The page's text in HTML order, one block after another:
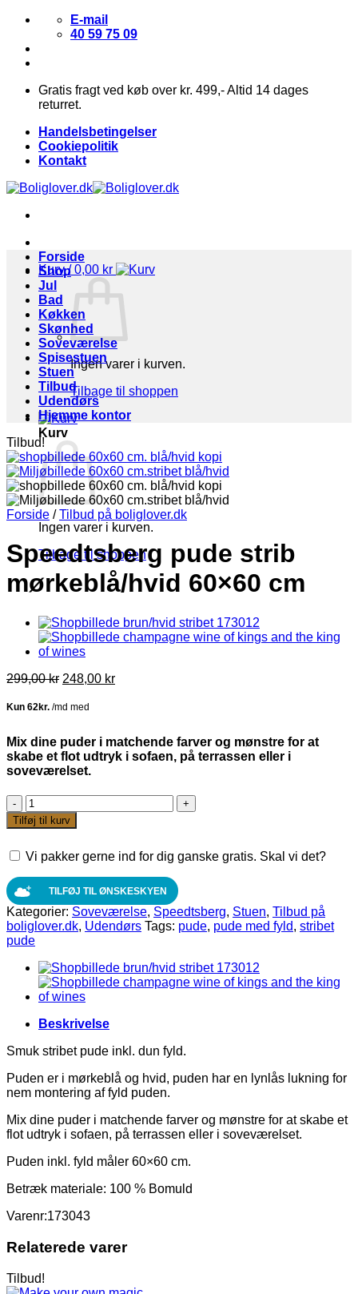
Fortsæt
indhold
E-mail
40 59 75 09
Gratis fragt ved køb over kr. 499,- Altid 14 dages
returret.
Handelsbetingelser
Cookiepolitik
Kontakt
Kurv /0,00 kr
Ingen varer i kurven.
Tilbage til shoppen
Kurv
Ingen varer i kurven.
Tilbage til shoppen
Forside
Shop
Jul
Bad
Køkken
Skønhed
Soveværelse
Spisestuen
Stuen
Tilbud
Udendørs
Hjemme kontor
Tilbud!
Forside / Tilbud på boliglover.dk
Speedtsberg pude strib
mørkeblå/hvid 60×60 cm
299,00kr Den
pris
299,00 kr.
248,00 krDen
248,00 kr.
Mix dine puder i matchende farver og mønstre for at
skabe et flot udtryk i sofaen, på terrassen eller i
soveværelset.
Speedtsberg
pude
strib
60x60
cm
antal
Tilføj til kurv
Vi pakker gerne ind for dig ganske gratis. Skal vi det?
TILFØJ TIL ØNSKESKYEN
Kategorier: Soveværelse, Speedtsberg, Stuen, Tilbud på
boliglover.dk, Udendørs Tags: pude, pude med fyld, stribet
pude
Beskrivelse
Smuk stribet pude inkl. dun fyld.
Puden er i mørkeblå og hvid, puden har en lynlås lukning for
nem montering af fyld puden.
Mix dine puder i matchende farver og mønstre for at skabe et
flot udtryk i sofaen, på terrassen eller i soveværelset.
Puden inkl. fyld måler 60×60 cm.
Betræk materiale: 100 % Bomuld
Varenr:173043
Relaterede varer
Tilbud!